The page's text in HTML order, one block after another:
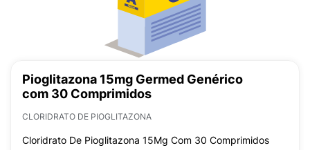
Pioglitazona 15mg Germed Genérico
com 30 Comprimidos
CLORIDRATO DE PIOGLITAZONA
Cloridrato De Pioglitazona 15Mg Com 30 Comprimidos